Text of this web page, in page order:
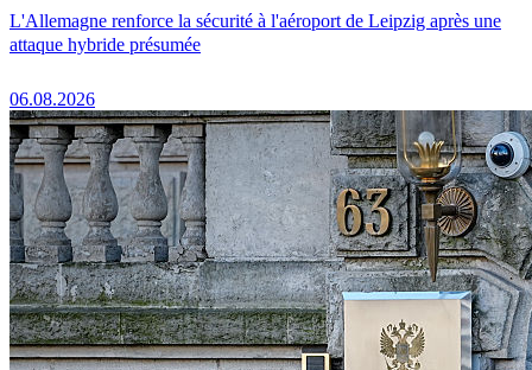
L'Allemagne renforce la sécurité à l'aéroport de Leipzig après une
attaque hybride présumée
06.08.2026